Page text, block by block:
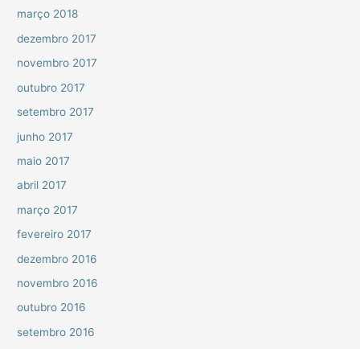
março 2018
dezembro 2017
novembro 2017
outubro 2017
setembro 2017
junho 2017
maio 2017
abril 2017
março 2017
fevereiro 2017
dezembro 2016
novembro 2016
outubro 2016
setembro 2016